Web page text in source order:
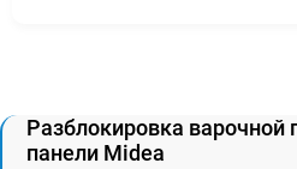
Разблокировка варочной
панели Midea